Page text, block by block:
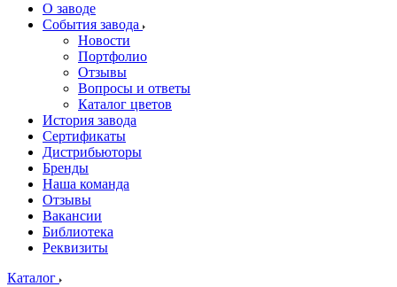
О заводе
События завода
Новости
Портфолио
Отзывы
Вопросы и ответы
Каталог цветов
История завода
Сертификаты
Дистрибьюторы
Бренды
Наша команда
Отзывы
Вакансии
Библиотека
Реквизиты
Каталог